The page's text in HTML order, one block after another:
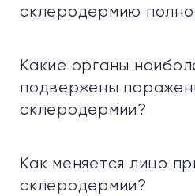
склеродермию
Какие органы
подвержены
склеродермии?
Как меняется лицо
склеродермии?